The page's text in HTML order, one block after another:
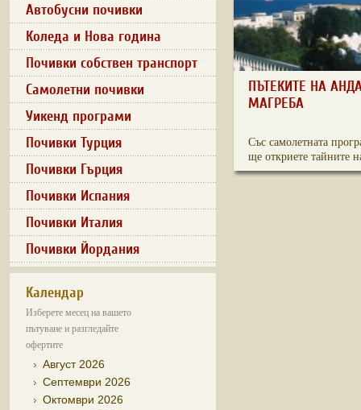
Автобусни почивки
Коледа и Нова година
Почивки собствен транспорт
Самолетни почивки
Уикенд програми
Почивки Турция
Почивки Гърция
Почивки Испания
Почивки Италия
Почивки Йордания
Календар
Изберете месец на вашето
пътуване и разгледайте
офертите
Август 2026
Септември 2026
Октомври 2026
ПЪТЕКИТЕ НА
МАГРЕБА
Със самолетната
ще откриете тайните